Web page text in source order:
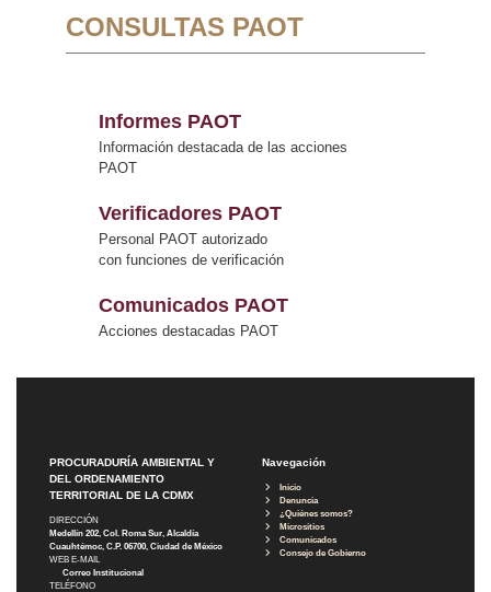
CONSULTAS PAOT
Informes PAOT
Información destacada de las acciones
PAOT
Verificadores PAOT
Personal PAOT autorizado
con funciones de verificación
Comunicados PAOT
Acciones destacadas PAOT
PROCURADURÍA AMBIENTAL Y
DEL ORDENAMIENTO
TERRITORIAL DE LA CDMX
DIRECCIÓN
Medellín 202, Col. Roma Sur, Alcaldía
Cuauhtémoc, C.P. 06700, Ciudad de México
WEB E-MAIL
Correo Institucional
TELÉFONO
Navegación
Inicio
Denuncia
¿Quiénes somos?
Micrositios
Comunicados
Consejo de Gobierno